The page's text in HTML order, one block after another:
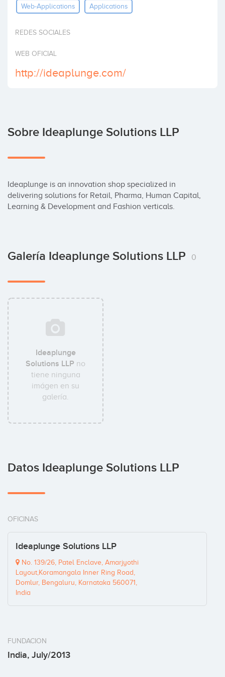
Invertir
Web-Applications Applications
REDES SOCIALES
WEB OFICIAL
http://ideaplunge.com/
Sobre Ideaplunge Solutions LLP
Ideaplunge is an innovation shop specialized in
delivering solutions for Retail, Pharma, Human Capital,
Learning & Development and Fashion verticals.
Galería Ideaplunge Solutions LLP 0
Ideaplunge
Solutions LLP no
tiene ninguna
imágen en su
galería.
Datos Ideaplunge Solutions LLP
OFICINAS
Ideaplunge Solutions LLP
No. 139/26, Patel Enclave, Amarjyothi
Layout,Koramangala Inner Ring Road,
Domlur, Bengaluru, Karnataka 560071,
India
FUNDACION
India, July/2013